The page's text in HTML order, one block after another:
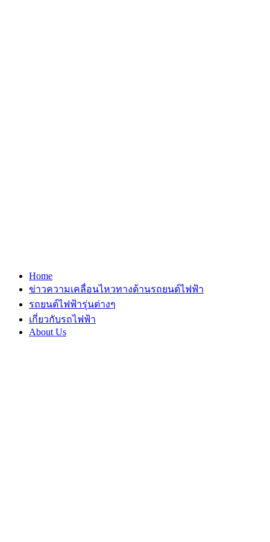
Home
ข่าวความเคลื่อนไหวทางด้านรถยนต์ไฟฟ้า
รถยนต์ไฟฟ้ารุ่นต่างๆ
เกี่ยวกับรถไฟฟ้า
About Us